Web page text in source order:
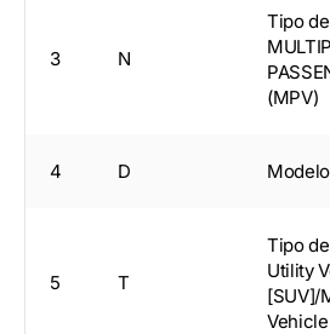
3 N
Tipo
(MPV)
4 D
5 T
Tipo
Utility
[SUV]/